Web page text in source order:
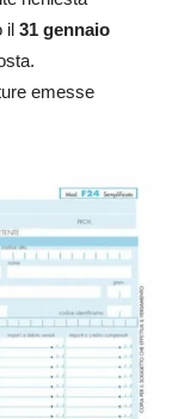
il 31 gennaio
emesse